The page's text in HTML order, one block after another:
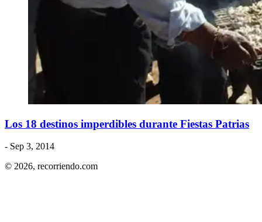
​Los 18 destinos imperdibles durante Fiestas Patrias
- Sep 3, 2014
© 2026, recorriendo.com